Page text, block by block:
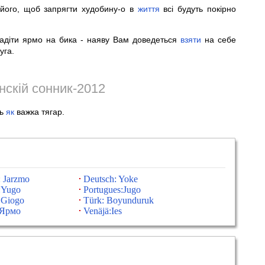
щоб запрягти худобину-о в життя всі будуть покірно
ярмо на бика - наяву Вам доведеться взяти на себе
сонник-2012
якважка тягар.
Deutsch: Yoke
Portugues:Jugo
Türk: Boyunduruk
Venäjä:Ies